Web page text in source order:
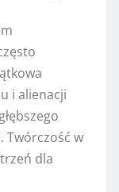
i alienacji
Twórczość w
dla